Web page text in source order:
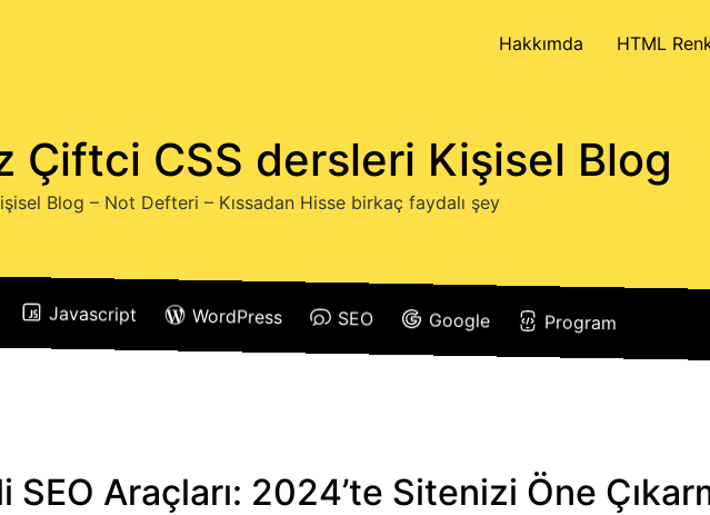
Hakkımda HTML
Çiftci CSS dersleri Kişisel Blog
Blog – Not Defteri – Kıssadan Hisse birkaç faydalı şey
Javascript WordPress SEO Google Program
Araçları: 2024’te Sitenizi Öne